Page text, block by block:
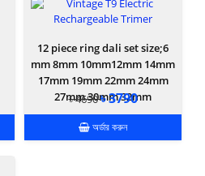
12 piece ring dali set size;6
mm 8mm 10mm12mm 14mm
17mm 19mm 22mm 24mm
27mm 30mm 32mm
৳ 4690৳ 3790
অর্ডার করুন